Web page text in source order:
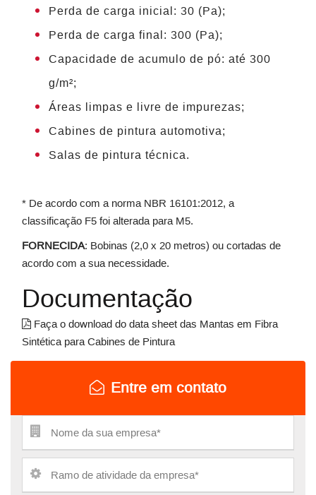
Perda de carga inicial: 30 (Pa);
Perda de carga final: 300 (Pa);
Capacidade de acumulo de pó: até 300
g/m²;
Áreas limpas e livre de impurezas;
Cabines de pintura automotiva;
Salas de pintura técnica.
* De acordo com a norma NBR 16101:2012, a
classificação F5 foi alterada para M5.
FORNECIDA: Bobinas (2,0 x 20 metros) ou cortadas de
acordo com a sua necessidade.
Documentação
Faça o download do data sheet das Mantas em Fibra
Sintética para Cabines de Pintura
Entre em contato